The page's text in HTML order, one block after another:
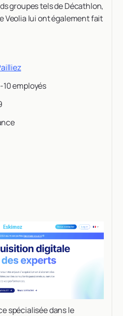
groupes tels de Décathlon,
Veolia lui ont également fait
10 employés
spécialisée dans le